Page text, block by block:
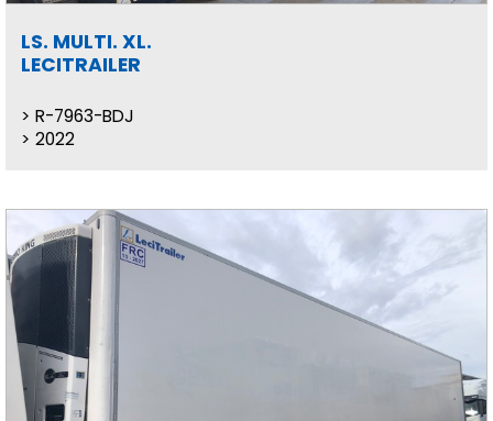
LS. MULTI. XL.
LECITRAILER
R-7963-BDJ
2022